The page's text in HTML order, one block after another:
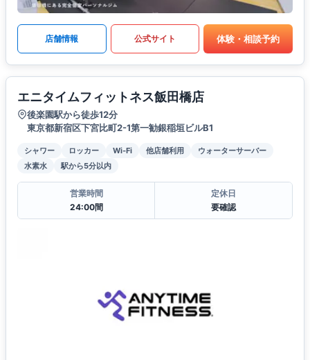
店舗情報 公式サイト 体験・相談予約
エニタイムフィットネス飯田橋店
後楽園駅から徒歩12分
東京都新宿区下宮比町2-1第一勧銀稲垣ビルB1
シャワー ロッカー Wi-Fi 他店舗利用
ウォーターサーバー
水素水
駅から5分以内
営業時間
24:00間
定休日
要確認